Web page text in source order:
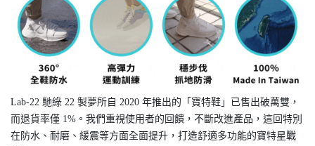
Lab-22 馳綠 22 製夢所自 2020 年推出的「寶特鞋」已售出破萬雙，
而退貨率僅 1%。我們重視使用者的回饋，不斷改進產品，這回特別
在防水、耐磨、緩震等方面全面提升，打造舒適多功能的寶特星戰